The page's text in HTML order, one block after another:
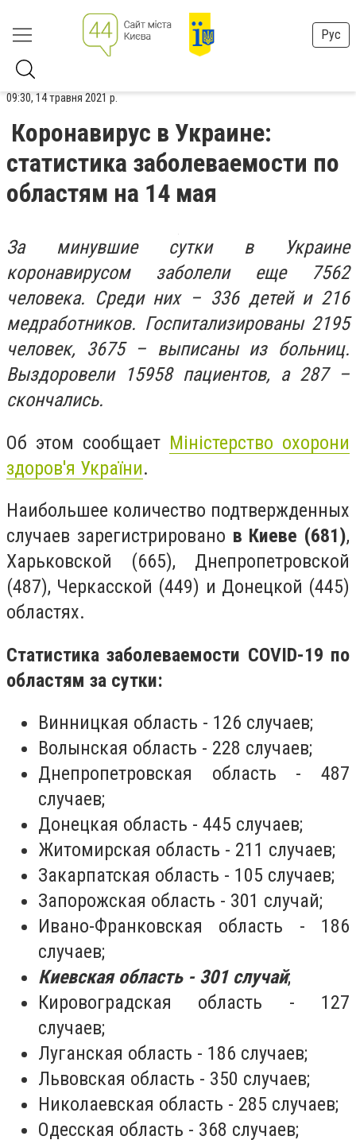
Рус
09:30, 14 травня 2021 р.
Коронавирус в Украине:
статистика заболеваемости по
областям на 14 мая
За минувшие сутки в Украине
коронавирусом заболели еще 7562
человека. Среди них – 336 детей и 216
медработников. Госпитализированы 2195
человек, 3675 – выписаны из больниц.
Выздоровели 15958 пациентов, а 287 –
скончались.
Об этом сообщает Міністерство охорони
здоров'я України.
Наибольшее количество подтвержденных
случаев зарегистрировано в Киеве (681),
Харьковской (665), Днепропетровской
(487), Черкасской (449) и Донецкой (445)
областях.
Статистика заболеваемости COVID-19 по
областям за сутки:
Винницкая область - 126 случаев;
Волынская область - 228 случаев;
Днепропетровская область - 487
случаев;
Донецкая область - 445 случаев;
Житомирская область - 211 случаев;
Закарпатская область - 105 случаев;
Запорожская область - 301 случай;
Ивано-Франковская область - 186
случаев;
Киевская область - 301 случай;
Кировоградская область - 127
случаев;
Луганская область - 186 случаев;
Львовская область - 350 случаев;
Николаевская область - 285 случаев;
Одесская область - 368 случаев;